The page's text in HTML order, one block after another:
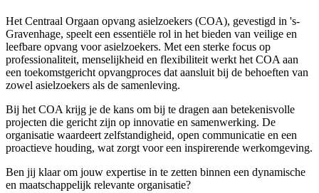
Het Centraal Orgaan opvang asielzoekers (COA), gevestigd in 's-
Gravenhage, speelt een essentiële rol in het bieden van veilige en
leefbare opvang voor asielzoekers. Met een sterke focus op
professionaliteit, menselijkheid en flexibiliteit werkt het COA aan
een toekomstgericht opvangproces dat aansluit bij de behoeften van
zowel asielzoekers als de samenleving.
Bij het COA krijg je de kans om bij te dragen aan betekenisvolle
projecten die gericht zijn op innovatie en samenwerking. De
organisatie waardeert zelfstandigheid, open communicatie en een
proactieve houding, wat zorgt voor een inspirerende werkomgeving.
Ben jij klaar om jouw expertise in te zetten binnen een dynamische
en maatschappelijk relevante organisatie?